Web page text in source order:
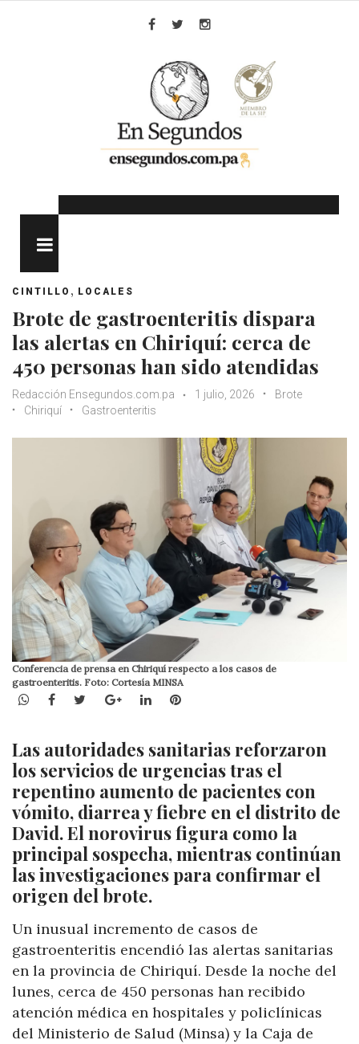
CINTILLO , LOCALES
Brote de gastroenteritis dispara
las alertas en Chiriquí: cerca de
450 personas han sido atendidas
Redacción Ensegundos.com.pa 1 julio, 2026
Brote
Chiriquí
Gastroenteritis
Conferencia de prensa en Chiriquí respecto a los casos de
gastroenteritis. Foto: Cortesía MINSA
WhatsApp
Facebook
TwitterGoogle+LinkedInPinterest
Las autoridades sanitarias reforzaron
los servicios de urgencias tras el
repentino aumento de pacientes con
vómito, diarrea y fiebre en el distrito de
David. El norovirus figura como la
principal sospecha, mientras continúan
las investigaciones para confirmar el
origen del brote.
Un inusual incremento de casos de
gastroenteritis encendió las alertas sanitarias
en la provincia de Chiriquí. Desde la noche del
lunes, cerca de 450 personas han recibido
atención médica en hospitales y policlínicas
del Ministerio de Salud (Minsa) y la Caja de